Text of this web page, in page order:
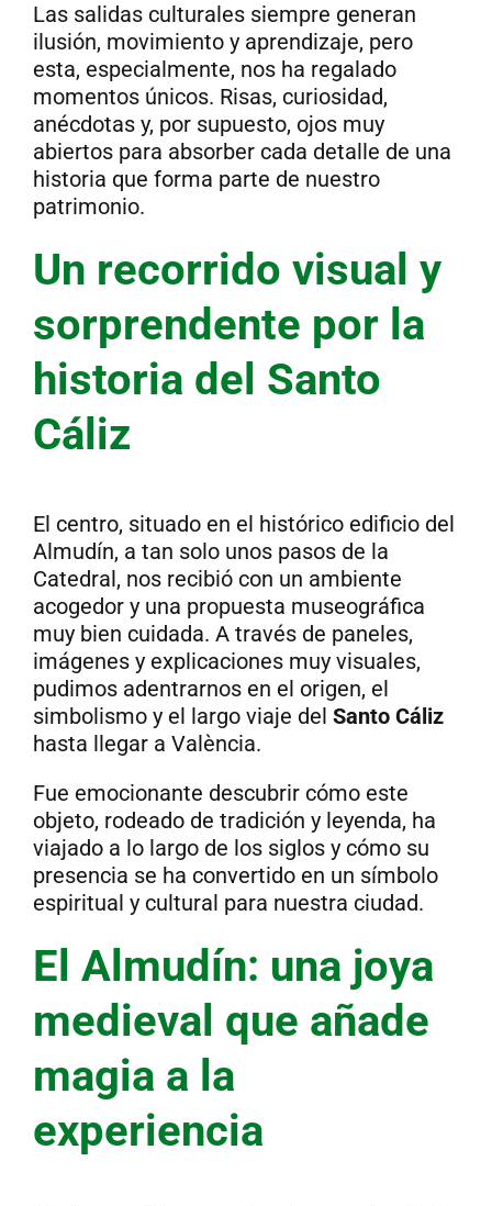
Las salidas culturales siempre generan
ilusión, movimiento y aprendizaje, pero
esta, especialmente, nos ha regalado
momentos únicos. Risas, curiosidad,
anécdotas y, por supuesto, ojos muy
abiertos para absorber cada detalle de una
historia que forma parte de nuestro
patrimonio.
Un recorrido visual y
sorprendente por la
historia del Santo
Cáliz
El centro, situado en el histórico edificio del
Almudín, a tan solo unos pasos de la
Catedral, nos recibió con un ambiente
acogedor y una propuesta museográfica
muy bien cuidada. A través de paneles,
imágenes y explicaciones muy visuales,
pudimos adentrarnos en el origen, el
simbolismo y el largo viaje del Santo Cáliz
hasta llegar a València.
Fue emocionante descubrir cómo este
objeto, rodeado de tradición y leyenda, ha
viajado a lo largo de los siglos y cómo su
presencia se ha convertido en un símbolo
espiritual y cultural para nuestra ciudad.
El Almudín: una joya
medieval que añade
magia a la
experiencia